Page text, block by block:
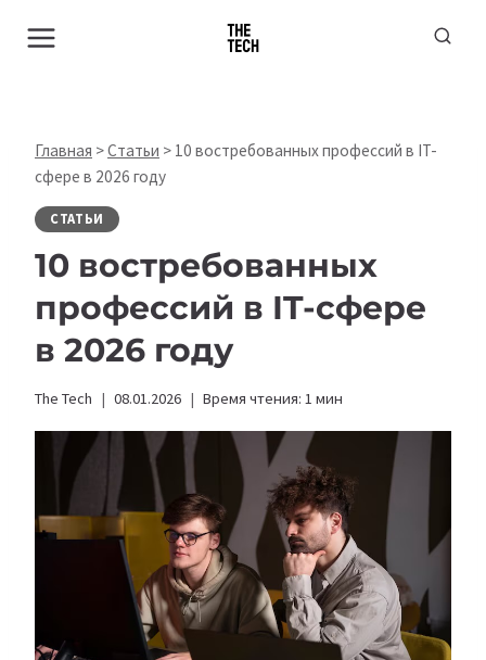
Главная >Статьи > 10 востребованных профессий в IT-
сфере в 2026 году
СТАТЬИ
10 востребованных
профессий в IT-сфере
в 2026 году
The Tech 08.01.2026 Время чтения: 1 мин